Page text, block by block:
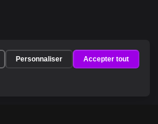
Personnaliser Accepter tout